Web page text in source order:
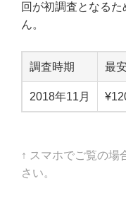
回が初調査となる
ん。
調査時期 最
2018年11月
↑ スマホでご覧の場
さい。